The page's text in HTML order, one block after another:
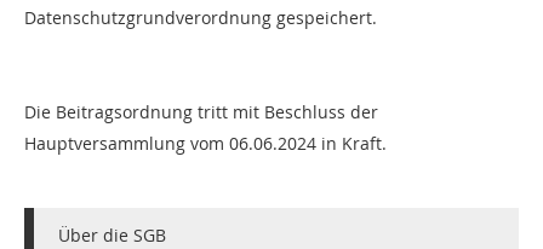
Datenschutzgrundverordnung gespeichert.
Die Beitragsordnung tritt mit Beschluss der
Hauptversammlung vom 06.06.2024 in Kraft.
Über die SGB